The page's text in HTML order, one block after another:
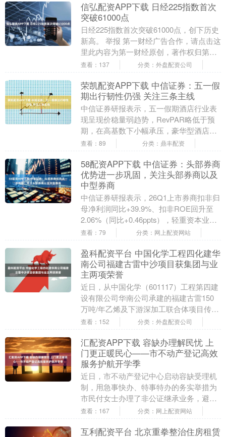
信弘配资APP下载 日经225指数首次
突破61000点
日经225指数首次突破61000点，创下历史
新高。 举报 第一财经广告合作，请点击这
里此内容为第一财经原创，著作权归第一
财经所有。未经第一财经书面授权，不得
查看：137 分类：外盘配资公司
荣凯配资APP下载 中信证券：五一假
期出行韧性仍强 关注三条主线
中信证券研报表示，五一假期酒店行业表
现呈现价稳量弱趋势，RevPAR略低于预
期，在高基数下小幅承压，豪华型酒店与
一线城市表现更优，需求高品质化趋势不
查看：89 分类：鼎丰配资
58配资APP下载 中信证券：头部券商
优势进一步巩固，关注头部券商以及
中型券商
中信证券研报表示，26Q1上市券商扣非归
母净利润同比+39.9%、扣非ROE回升至
2.06%（同比+0.46ppts），轻重资本业务
占比均为46%、结构趋于均衡....
查看：79 分类：网上配资网站
盈科配资平台 中国化学工程四化建华
南公司福建古雷中沙项目获集团与业
主两项荣誉
近日，从中国化学（601117）工程第四建
设有限公司华南公司承建的福建古雷150
万吨/年乙烯及下游深加工联合体项目传来
喜讯，项目成功获评中国化学工程集团公
查看：152 分类：外盘配资公司
汇配资APP下载 容缺办理解民忧 上
门更正暖民心——市不动产登记高效
服务护航开学季
近日，市不动产登记中心启动容缺受理机
制，用急事快办、特事特办的务实举措为
市民付女士办理了非公证继承业务，避免
了孩子寒假开学后无法办理业务的局面。
查看：167 分类：网上配资网站
互利配资平台 北京重拳整治住房租赁